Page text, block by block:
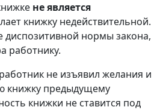
не является
книжку недействительной.
диспозитивной нормы закона,
работнику.
не изъявил желания и
книжку предыдущему
книжки не ставится под